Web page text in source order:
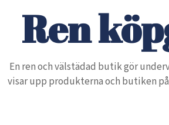
Ren
En ren och välstädad butik gör
visar upp produkterna och butiken